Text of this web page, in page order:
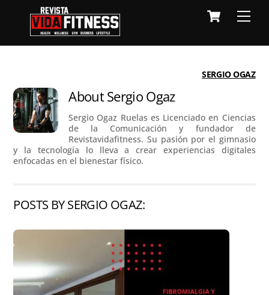
content
Cart
SERGIO OGAZ
AboutSergio Ogaz
Sergio Ogaz Ruelas es Licenciado en Ciencias
de la Comunicación y fundador de
Revistavidafitness. Su pasión por el gimnasio
y la tecnología lo lleva a crear experiencias digitales
enfocadas en el bienestar físico.
POSTS BY SERGIO OGAZ: